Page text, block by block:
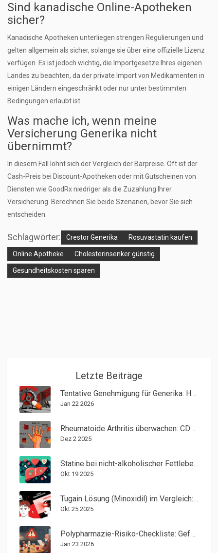
Sind kanadische Online-Apotheken
sicher?
Kanadische Apotheken unterliegen strengen Regulierungen und
gelten allgemein als sicher, solange sie über eine offizielle Lizenz
verfügen. Es ist jedoch wichtig, die Importgesetze Ihres eigenen
Landes zu beachten, da der private Import von Medikamenten in
einigen Ländern eingeschränkt oder nur unter bestimmten
Bedingungen erlaubt ist.
Was mache ich, wenn meine
Versicherung Generika nicht
übernimmt?
In diesem Fall lohnt sich der Vergleich der Barpreise. Oft ist der
Cash-Preis bei Discount-Apotheken oder mit Gutscheinen von
Diensten wie GoodRx niedriger als die Zuzahlung Ihrer
Versicherung. Berechnen Sie beide Szenarien, bevor Sie sich
entscheiden.
Schlagwörter: Crestor Generika Rosuvastatin kaufen
Online Apotheke Cholesterinsenker günstig
Gesundheitskosten sparen
Letzte Beiträge
Tentative Genehmigung für Generika: Häufige Gründe für Verzögerungen
Jan 22 2026
Rheumatoide Arthritis überwachen: CDAI, DAS28 und Bildgebung
Dez 2 2025
Statine bei nicht-alkoholischer Fettleber: Sicherheit und Überwachung
Okt 19 2025
Tugain Lösung (Minoxidil) im Vergleich: Welche Alternativen wirklich helfen
Okt 25 2025
Polypharmazie-Risiko-Checkliste: Gefährliche Medikamentenkombinationen erkennen
Jan 23 2026